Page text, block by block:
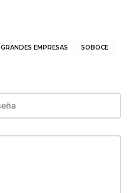
GRANDES EMPRESAS SOBOCE